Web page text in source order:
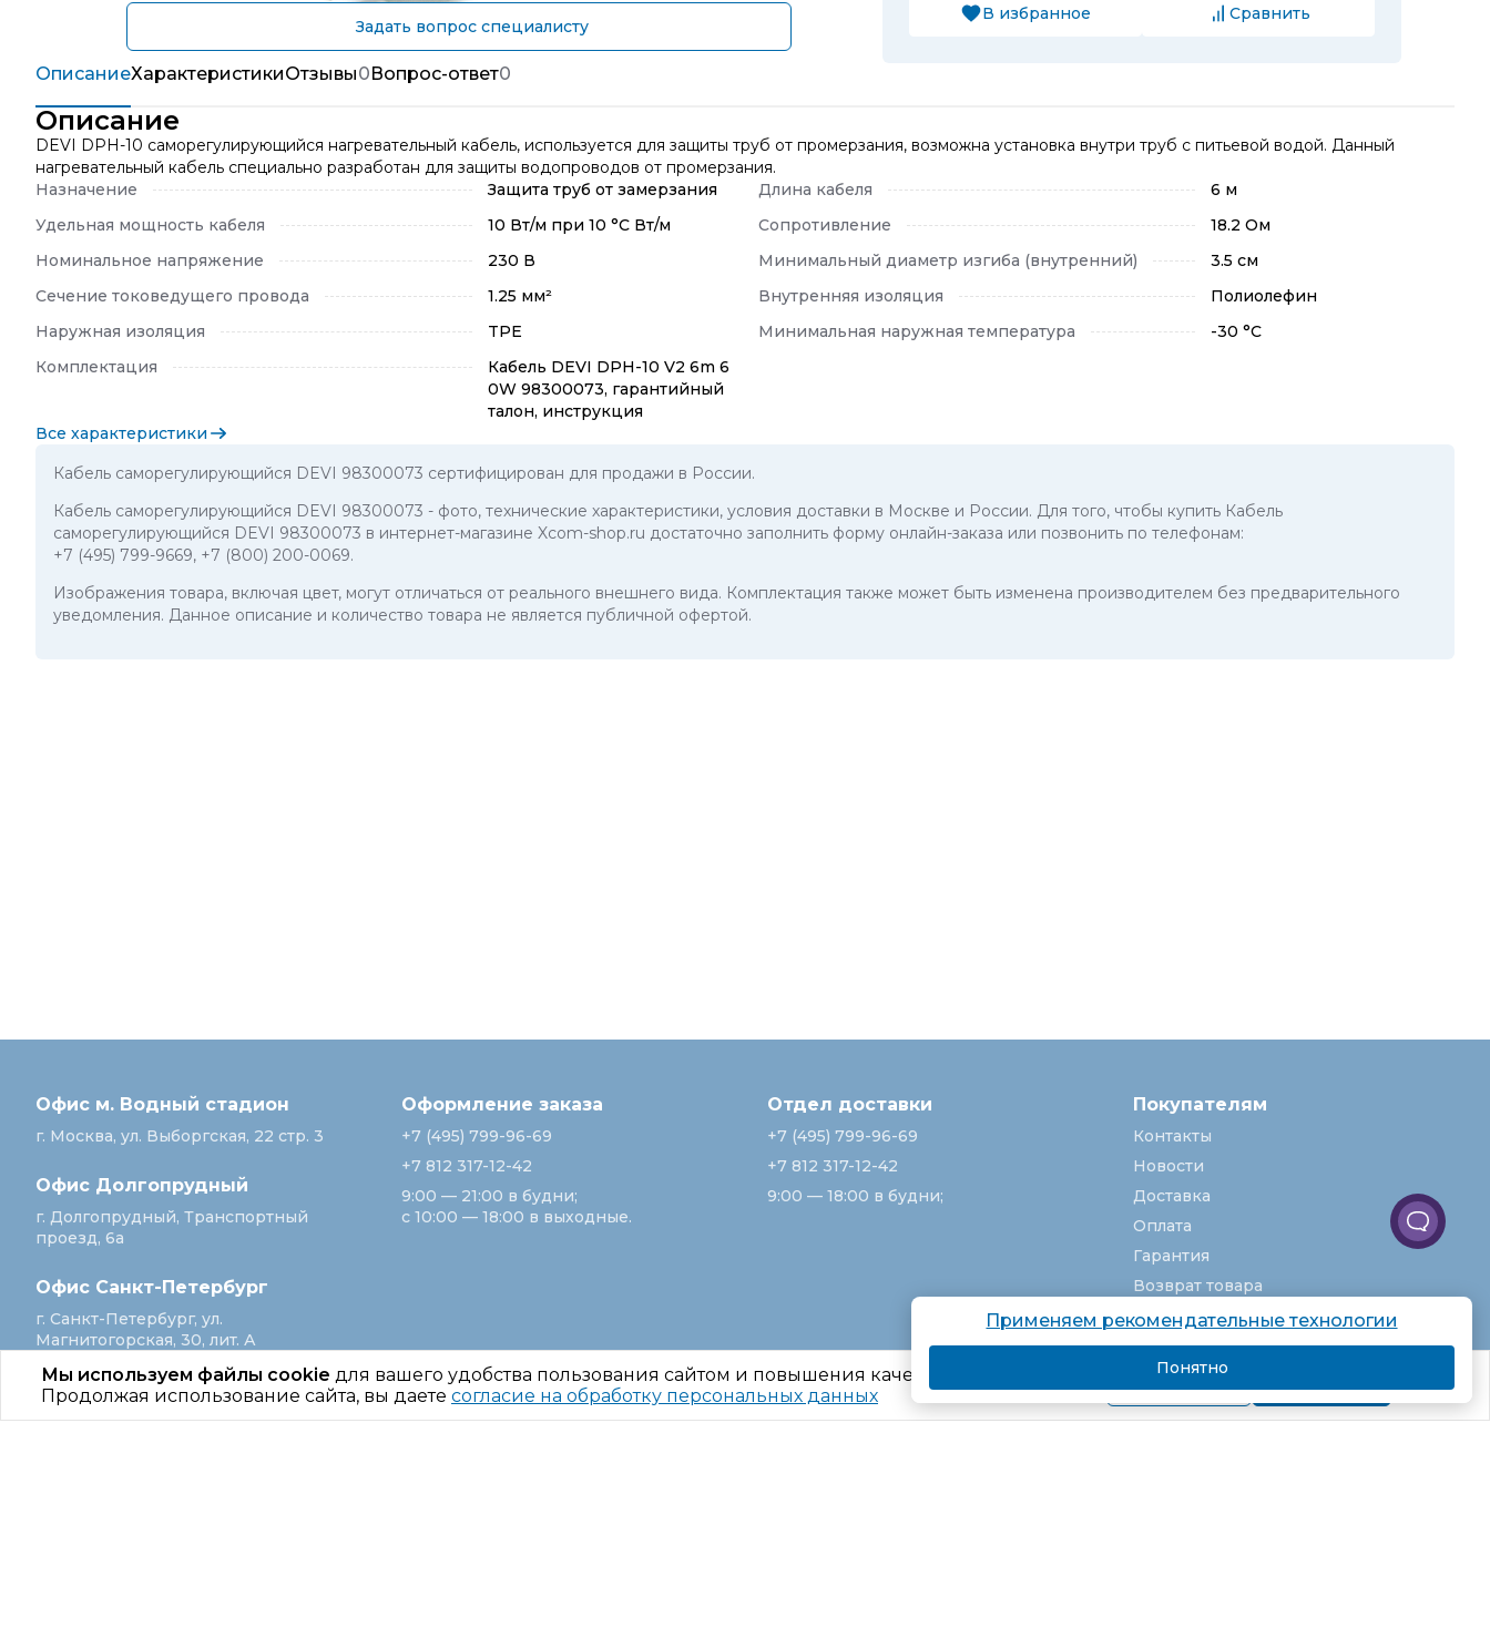
Мы используем файлы cookie для вашего удобства пользования сайтом и повышения качества рекомендаций.
Продолжая использование сайта, вы даете согласие на обработку персональных данных Подробнее Я согласен
Задать вопрос специалисту
В избранное
Сравнить
ОписаниеХарактеристикиОтзывы0Вопрос-ответ0
Описание
DEVI DPH-10 саморегулирующийся нагревательный кабель, используется для защиты труб от промерзания, возможна установка внутри труб с питьевой водой. Данный
нагревательный кабель специально разработан для защиты водопроводов от промерзания.
Назначение
Защита труб от замерзания Длина кабеля
6 м
Удельная мощность кабеля
10 Вт/м при 10 °C Вт/м Сопротивление
18.2 Ом
Номинальное напряжение
230 В Минимальный диаметр изгиба (внутренний)
3.5 см
Сечение токоведущего провода
1.25 мм² Внутренняя изоляция
Полиолефин
Наружная изоляция
TPE Минимальная наружная температура
-30 °C
Комплектация
Кабель DEVI DPH-10 V2 6m 6
0W 98300073, гарантийный
талон, инструкция
Все характеристики
Кабель саморегулирующийся DEVI 98300073 сертифицирован для продажи в России.
Кабель саморегулирующийся DEVI 98300073 - фото, технические характеристики, условия доставки в Москве и России. Для того, чтобы купить Кабель
саморегулирующийся DEVI 98300073 в интернет-магазине Xcom-shop.ru достаточно заполнить форму онлайн-заказа или позвонить по телефонам:
+7 (495) 799-9669, +7 (800) 200-0069.
Изображения товара, включая цвет, могут отличаться от реального внешнего вида. Комплектация также может быть изменена производителем без предварительного
уведомления. Данное описание и количество товара не является публичной офертой.
Офис м. Водный стадион
г. Москва, ул. Выборгская, 22 стр. 3
Офис Долгопрудный
г. Долгопрудный, Транспортный
проезд, 6а
Офис Санкт‑Петербург
г. Санкт‑Петербург, ул.
Магнитогорская, 30, лит. А
Оформление заказа
+7 (495) 799-96-69
+7 812 317-12-42
9:00 — 21:00 в будни;
с 10:00 — 18:00 в выходные.
Отдел доставки
+7 (495) 799-96-69
+7 812 317-12-42
9:00 — 18:00 в будни;
Покупателям
Контакты
Новости
Доставка
Оплата
Гарантия
Возврат товара
Услуги
О компании
Вакансии
Карта сайта
Применяем рекомендательные технологии
Понятно